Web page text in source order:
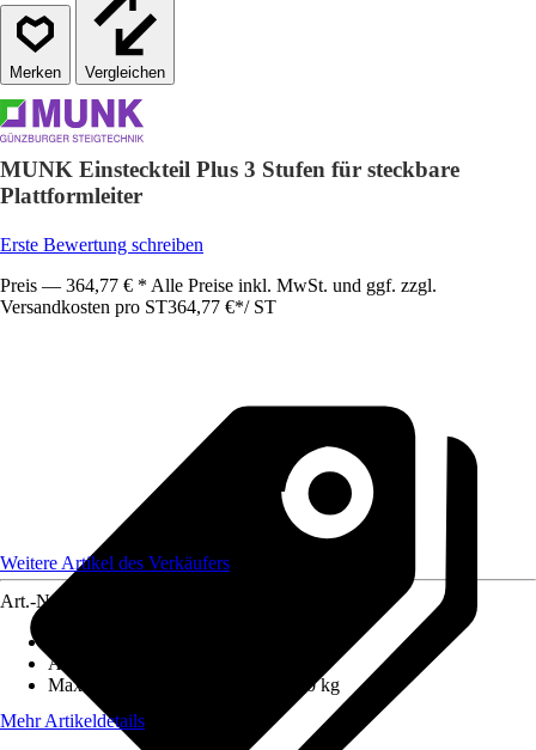
Vergleichen
MUNK Einsteckteil Plus 3 Stufen für steckbare
Plattformleiter
Erste Bewertung schreiben
Preis — 364,77 € * Alle Preise inkl. MwSt. und ggf. zzgl.
Versandkosten pro ST364,77 €*/ ST
Weitere Artikel des Verkäufers
Art.-Nr.
Arbeitshöhe
Maximales Belastungsgewicht
150 kg
Mehr Artikeldetails